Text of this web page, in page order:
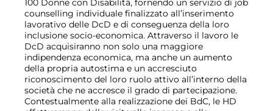
100 Donne con Disabilità, fornendo un servizio di job
counselling individuale finalizzato all’inserimento
lavorativo delle DcD e di conseguenza della loro
inclusione socio-economica. Attraverso il lavoro le
DcD acquisiranno non solo una maggiore
indipendenza economica, ma anche un aumento
della propria autostima e un accresciuto
riconoscimento del loro ruolo attivo all’interno della
società che ne accresce il grado di partecipazione.
Contestualmente alla realizzazione dei BdC, le HD